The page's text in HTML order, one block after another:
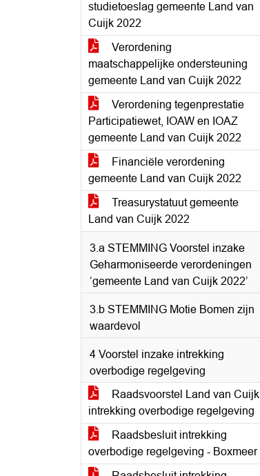
studietoeslag gemeente Land van
Cuijk 2022
Verordening
maatschappelijke ondersteuning
gemeente Land van Cuijk 2022
Verordening tegenprestatie
Participatiewet, IOAW en IOAZ
gemeente Land van Cuijk 2022
Financiële verordening
gemeente Land van Cuijk 2022
Treasurystatuut gemeente
Land van Cuijk 2022
3.a STEMMING Voorstel inzake
Geharmoniseerde verordeningen
‘gemeente Land van Cuijk 2022’
3.b STEMMING Motie Bomen zijn
waardevol
4 Voorstel inzake intrekking
overbodige regelgeving
Raadsvoorstel Land van Cuijk
intrekking overbodige regelgeving
Raadsbesluit intrekking
overbodige regelgeving - Boxmeer